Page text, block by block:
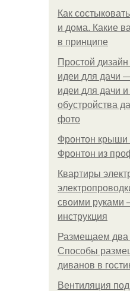
Как
и дома. Какие
в принципе
Простой
идеи для дачи
идеи для дачи
обустройства
фото
Фронтон крыши
Фронтон из
Квартиры
своими руками
инструкция
Размещаем два
Способы
диванов в
Вентиляция